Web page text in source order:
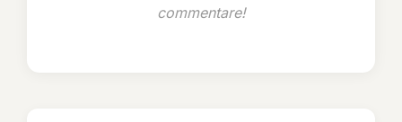
commentare!